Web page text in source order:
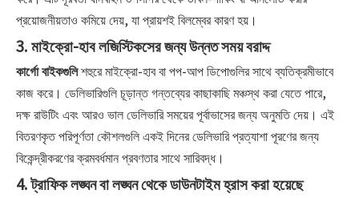
প্রয়োজনীয়তাও কমিয়ে দেয়, যা প্রায়শই বিলম্বের কারণ হয়।
3. মাইক্রো-হাব লজিস্টিকসের জন্য উন্নত সময় বরাদ্দ
কার্গো বাইকগুলিশহুরে মাইক্রো-হাব বা পপ-আপ ডিপোগুলির সাথে ব্যতিক্রমীভাবে
কাজ করে। ডেলিভারিগুলি চূড়ান্ত গন্তব্যের কাছাকাছি মঞ্চস্থ করা যেতে পারে,
দক্ষ রাউটিং এবং আরও ভাল ডেলিভারি সময়ের পূর্বাভাসের জন্য অনুমতি দেয়। এই
বিতরণকৃত পরিপূর্ণতা কৌশলগুলি একই দিনের ডেলিভারি প্রত্যাশা পূরণের জন্য
বিকেন্দ্রীকরণের ক্রমবর্ধমান প্রবণতার সাথে সারিবদ্ধ।
4. ট্রাফিক লঙ্ঘন বা লঙ্ঘন থেকে ডাউনটাইম হ্রাস করা হয়েছে